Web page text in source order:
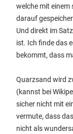
welche mit einem
darauf
Und direkt im
ist. Ich finde das
bekommt, dass
Quarzsand wird
(kannst bei
sicher nicht mit
vermute, dass
nicht als